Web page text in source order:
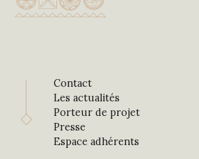
Contact
Les actualités
Porteur de projet
Presse
Espace adhérents